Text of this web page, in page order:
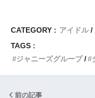
CATEGORY : アイドル
TAGS :
ジャニーズグループ
前の記事